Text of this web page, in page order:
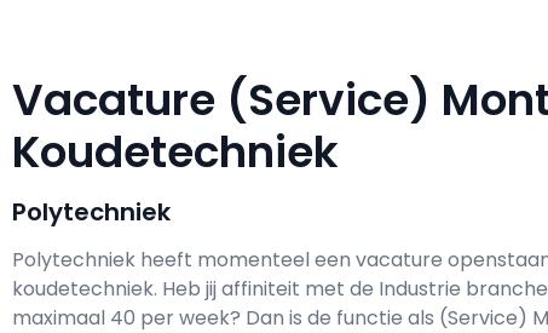
Vacature (Service)
Koudetechniek
Polytechniek
Polytechniek heeft momenteel een vacature
koudetechniek. Heb jij affiniteit met de Industrie
maximaal 40 per week? Dan is de functie als (Service)